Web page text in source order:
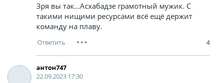
Зря вы так…Асхабадзе грамотный мужик. С
такими нищими ресурсами всё ещё держит
команду на плаву.
4
антон747
22.09.2023 17:30